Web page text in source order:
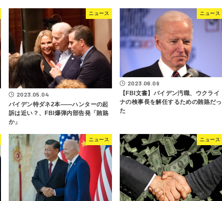
ニュース
2023.05.04
バイデン特ダネ2本――ハンターの起
訴は近い？、FBI爆弾内部告発「賄賂
か」
ニュース
2023.06.09
【FBI文書】バイデン汚職、ウクライ
ナの検事長を解任するための賄賂だっ
た
ニュース ニュース